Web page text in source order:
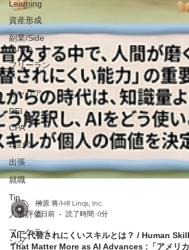
Learning
資産形成
副業/Side
Hustle
フリーラン
ス
キャリア
DEI
CPA
Z世代
出張
就職
Tip
人事評価
マーケティ
ング